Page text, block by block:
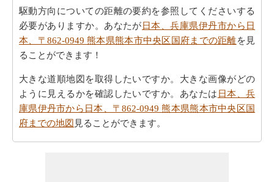
駆動方向についての距離の要約を参照してくださいする
必要がありますか。あなたが日本、兵庫県伊丹市から日
本、〒862-0949 熊本県熊本市中央区国府までの距離を見
ることができます！
大きな道順地図を取得したいですか。大きな画像がどの
ように見えるかを確認したいですか。あなたは 日本、兵
庫県伊丹市から日本、〒862-0949 熊本県熊本市中央区国
府までの地図 見ることができます。